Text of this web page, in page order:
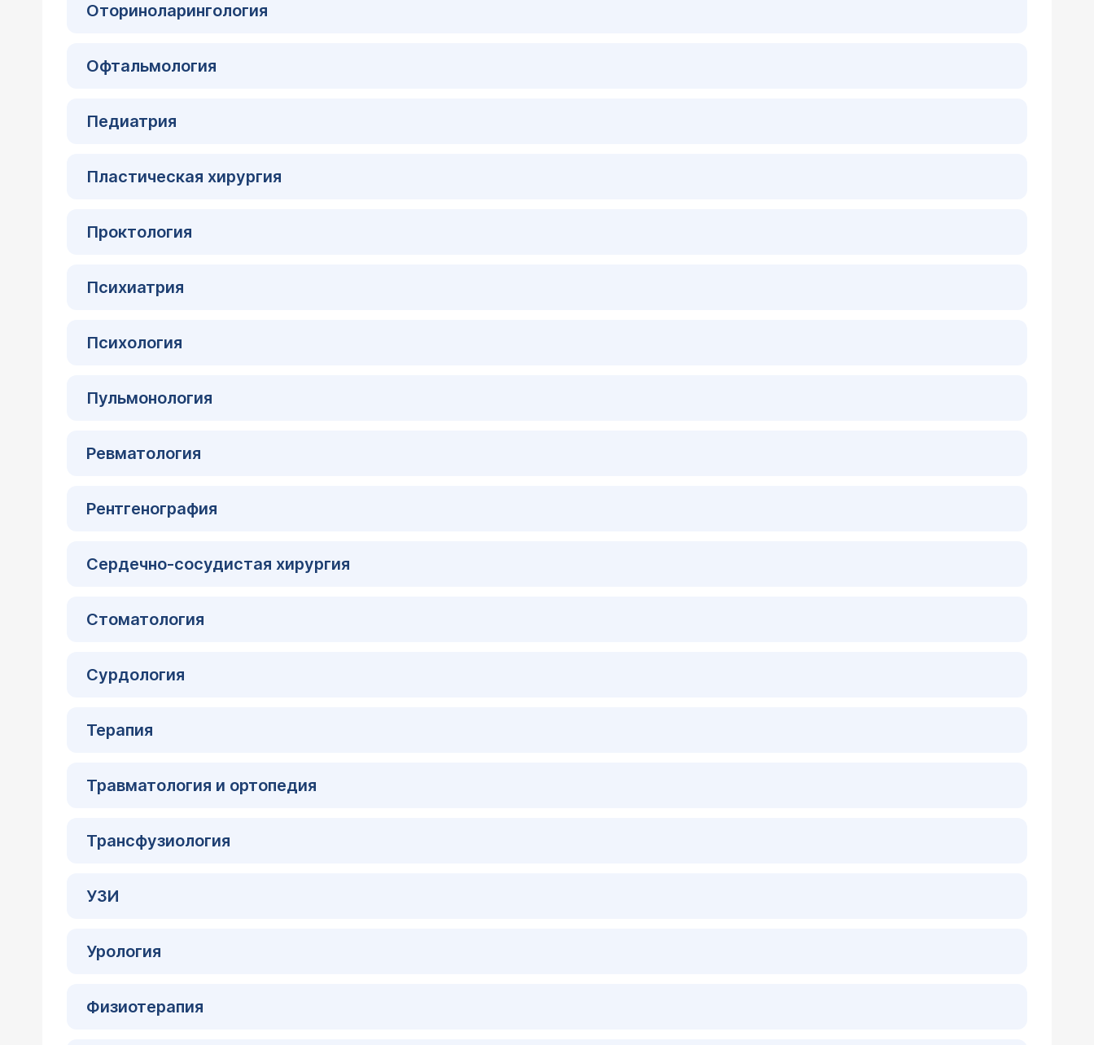
Оториноларингология
Офтальмология
Педиатрия
Пластическая хирургия
Проктология
Психиатрия
Психология
Пульмонология
Ревматология
Рентгенография
Сердечно-сосудистая хирургия
Стоматология
Сурдология
Терапия
Травматология и ортопедия
Трансфузиология
УЗИ
Урология
Физиотерапия